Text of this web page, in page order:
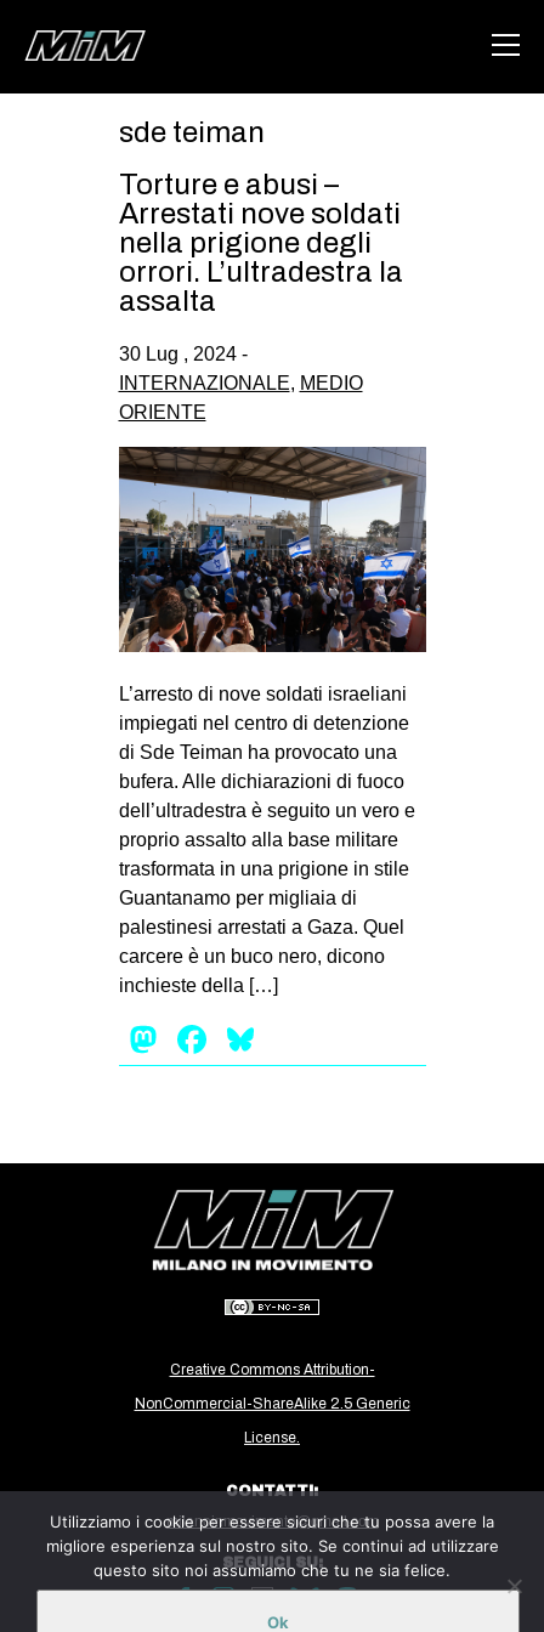
ABOUT
AREA
DEGENERAZIONE
GAZA FREESTYLE
CSOA LAMBRETTA
STUDENTI TSUNAMI
ZAM
MILANO
MOBILITAZIONI
SPAZI
SPORT POPOLARE
MOVIMENTI
AMBIENTE
ANTIFASCISMO
GENERI
MIGRAZIONI
PRECARIATO
STUDENTI
CINEMA
MANIFESTI
MUSICA
RECENSIONI
INTERNAZIONALE
AFRICA
AMERICHE
ESTREMO ORIENTE
EUROPA
MEDIO ORIENTE
MONDO
sde teiman
Torture e abusi –
Arrestati nove soldati
nella prigione degli
orrori. L’ultradestra la
assalta
30 Lug , 2024 -
INTERNAZIONALE, MEDIO
ORIENTE
L’arresto di nove soldati israeliani
impiegati nel centro di detenzione
di Sde Teiman ha provocato una
bufera. Alle dichiarazioni di fuoco
dell’ultradestra è seguito un vero e
proprio assalto alla base militare
trasformata in una prigione in stile
Guantanamo per migliaia di
palestinesi arrestati a Gaza. Quel
carcere è un buco nero, dicono
inchieste della […]
Mastodon
Facebook
Creative Commons Attribution-
NonCommercial-ShareAlike 2.5 Generic
License.
CONTATTI:
milanoinmovimento@gmail.com
SEGUICI SU:
Utilizziamo i cookie per essere sicuri che tu possa avere la
migliore esperienza sul nostro sito. Se continui ad utilizzare
questo sito noi assumiamo che tu ne sia felice.
Ok